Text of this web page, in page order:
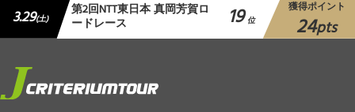
3.29(土) 第2回NTT東日本 真岡芳賀ロ
ードレース 19 位
獲得ポイント
24pts